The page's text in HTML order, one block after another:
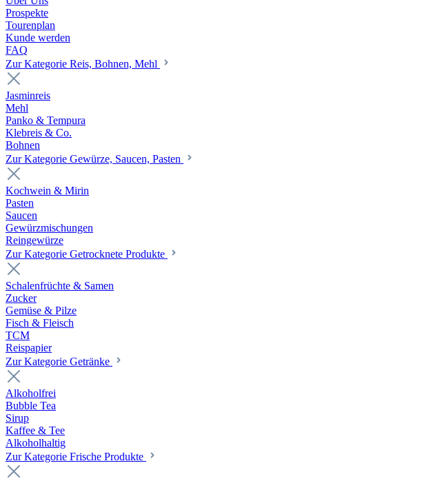
Prospekte
Tourenplan
Kunde werden
FAQ
Zur Kategorie Reis, Bohnen, Mehl
Jasminreis
Mehl
Panko & Tempura
Klebreis & Co.
Bohnen
Zur Kategorie Gewürze, Saucen, Pasten
Kochwein & Mirin
Pasten
Saucen
Gewürzmischungen
Reingewürze
Zur Kategorie Getrocknete Produkte
Schalenfrüchte & Samen
Zucker
Gemüse & Pilze
Fisch & Fleisch
TCM
Reispapier
Zur Kategorie Getränke
Alkoholfrei
Bubble Tea
Sirup
Kaffee & Tee
Alkoholhaltig
Zur Kategorie Frische Produkte